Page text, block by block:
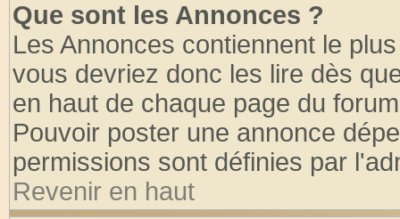
Que sont les Annonces ?
Les Annonces contiennent le
vous devriez donc les lire dès
en haut de chaque page du
Pouvoir poster une annonce
permissions sont définies par
Revenir en haut